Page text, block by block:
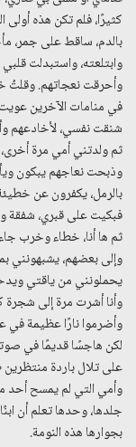
كثيرًا، فلم تكن هذه
بالدم، ساقط على جمر،
وابتلعته، واستبدلت
وأحرقت نعجاتهم. وقلتُ
في منامات الآخرين
شنقت نفسي، لأخادعهم
ثم ولدتني أمي مرة
وذبحت نعاجهم يبكون
بالرمل، يكفرون عن
فبكيت على قبري، شفقة
ثم ها أنا، خطاء وخرب
وإلى بعضهم، يشبهونني
يحملونني من ياقتي
وأنا أشرت مرة إلى شجرة
وأضرموا نارًا عظيمة في
لكن هاجسًا قديمًا في
على تلال باردة
وأمي التي لم يمسح أحد
جلدها، وحدها تعلم أن
بجوارها هذه النومة.